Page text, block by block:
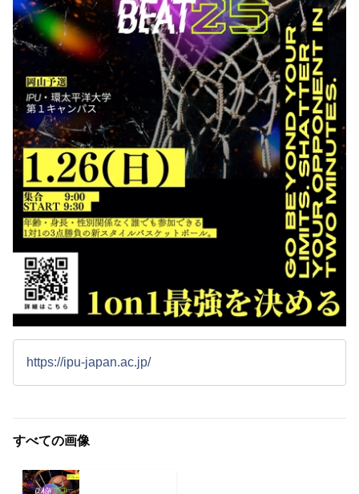
https://ipu-japan.ac.jp/
すべての画像